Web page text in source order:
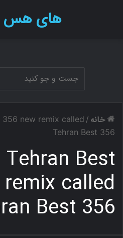
های هس
خانه /
356 new remix called
Tehran Best 356
Best
called
Best 356